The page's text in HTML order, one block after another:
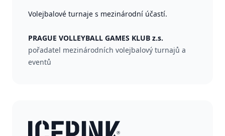
Volejbalové turnaje s mezinárodní účastí.
PRAGUE VOLLEYBALL GAMES KLUB z.s.
pořadatel mezinárodních volejbalový turnajů a
eventů